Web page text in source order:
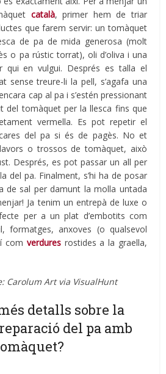
català, primer hem de triar
que farem servir: un tomàquet
de pa de mida generosa (molt
o pa rústic torrat), oli d’oliva i una
en vulgui. Després es talla el
sense treure-li la pell, s’agafa una
cap al pa i s’estén pressionant
del tomàquet per la llesca fins que
vermella. Es pot repetir el
del pa si és de pagès. No et
o trossos de tomàquet, això
Després, es pot passar un all per
del pa. Finalment, s’hi ha de posar
de sal per damunt la molla untada
Ja tenim un entrepà de luxe o
per a un plat d’embotits com
formatges, anxoves (o qualsevol
com verduresrostides a la graella,
Carolum Art via VisualHunt
detalls sobre la
del pa amb